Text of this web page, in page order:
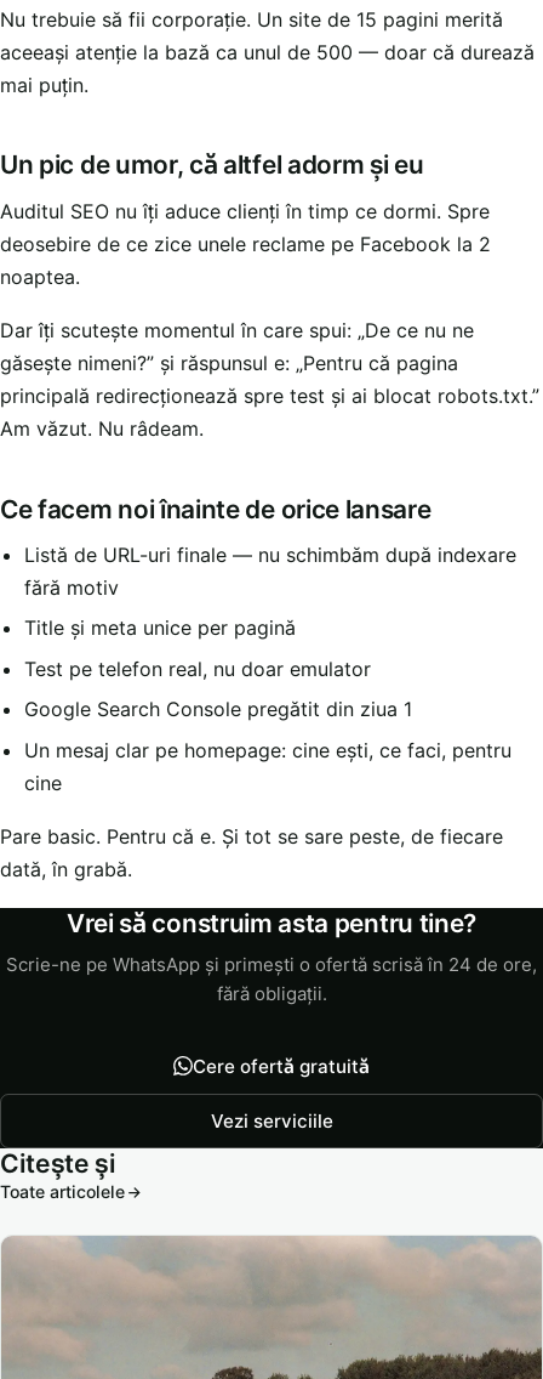
Nu trebuie să fii corporație. Un site de 15 pagini merită
aceeași atenție la bază ca unul de 500 — doar că durează
mai puțin.
Un pic de umor, că altfel adorm și eu
Auditul SEO nu îți aduce clienți în timp ce dormi. Spre
deosebire de ce zice unele reclame pe Facebook la 2
noaptea.
Dar îți scutește momentul în care spui: „De ce nu ne
găsește nimeni?” și răspunsul e: „Pentru că pagina
principală redirecționează spre test și ai blocat robots.txt.”
Am văzut. Nu râdeam.
Ce facem noi înainte de orice lansare
Listă de URL-uri finale — nu schimbăm după indexare
fără motiv
Title și meta unice per pagină
Test pe telefon real, nu doar emulator
Google Search Console pregătit din ziua 1
Un mesaj clar pe homepage: cine ești, ce faci, pentru
cine
Pare basic. Pentru că e. Și tot se sare peste, de fiecare
dată, în grabă.
Vrei să construim asta pentru tine?
Scrie-ne pe WhatsApp și primești o ofertă scrisă în 24 de ore,
fără obligații.
Cere ofertă gratuită
Vezi serviciile
Citește și
Toate articolele